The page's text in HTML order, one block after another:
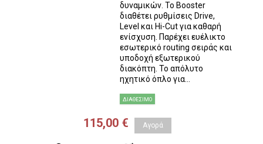
δυναμικών. Το Booster
διαθέτει ρυθμίσεις Drive,
Level και Hi-Cut για καθαρή
ενίσχυση. Παρέχει ευέλικτο
εσωτερικό routing σειράς και
υποδοχή εξωτερικού
διακόπτη. Το απόλυτο
ηχητικό όπλο για...
ΔΙΑΘΈΣΙΜΟ
115,00 € Αγορά